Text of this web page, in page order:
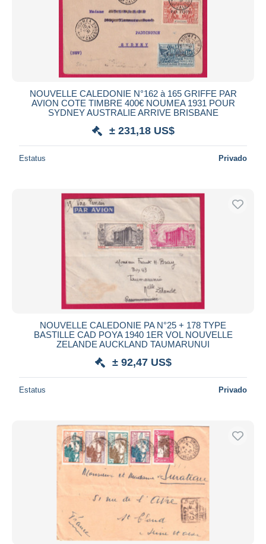
Aplicar
NOUVELLE CALEDONIE N°162 à 165 GRIFFE PAR
AVION COTE TIMBRE 400€ NOUMEA 1931 POUR
SYDNEY AUSTRALIE ARRIVE BRISBANE
± 231,18 US$
Estatus Privado
NOUVELLE CALEDONIE PA N°25 + 178 TYPE
BASTILLE CAD POYA 1940 1ER VOL NOUVELLE
ZELANDE AUCKLAND TAUMARUNUI
± 92,47 US$
Estatus Privado